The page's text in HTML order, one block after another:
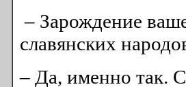
– Зарождение
славянских
– Да, именно так.